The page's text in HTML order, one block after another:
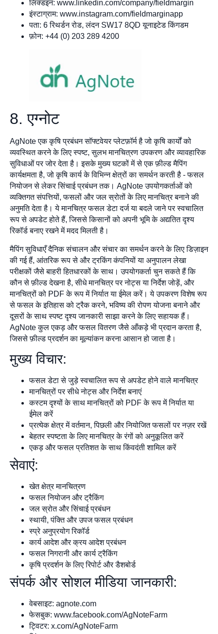
लिंक्डइन: www.linkedin.com/company/fieldmargin
इंस्टाग्राम: www.instagram.com/fieldmarginapp
पता: 6 रिथर्डन रोड, लंदन SW17 8QD यूनाइटेड किंगडम
फ़ोन: +44 (0) 203 289 4200
8. एग्नोट
AgNote एक कृषि प्रबंधन सॉफ्टवेयर प्लेटफ़ॉर्म है जो कृषि कार्यों को
व्यवस्थित करने के लिए स्पष्ट, सुलभ मानचित्रण उपकरण और व्यावहारिक
सुविधाओं पर जोर देता है। इसके मुख्य घटकों में से एक फ़ील्ड मैपिंग
कार्यक्षमता है, जो कृषि कार्य के विभिन्न क्षेत्रों का समर्थन करती है - फसल
नियोजन से लेकर सिंचाई प्रबंधन तक। AgNote उपयोगकर्ताओं को
व्यक्तिगत संपत्तियों, फसलों और जल स्रोतों के लिए मानचित्र बनाने की
अनुमति देता है। ये मानचित्र फसल डेटा दर्ज या बदले जाने पर स्वचालित
रूप से अपडेट होते हैं, जिससे किसानों को अपनी भूमि के अद्यतित दृश्य
रिकॉर्ड बनाए रखने में मदद मिलती है।
मैपिंग सुविधाएँ दैनिक संचालन और संचार का समर्थन करने के लिए डिज़ाइन
की गई हैं, आंतरिक रूप से और ट्रकिंग कंपनियों या अनुपालन लेखा
परीक्षकों जैसे बाहरी हितधारकों के साथ। उपयोगकर्ता चुन सकते हैं कि
कौन से फ़ील्ड देखना है, सीधे मानचित्र पर नोट्स या निर्देश जोड़ें, और
मानचित्रों को PDF के रूप में निर्यात या ईमेल करें। ये उपकरण विशेष रूप
से फसल के इतिहास को ट्रैक करने, भविष्य की रोपण योजना बनाने और
दूसरों के साथ स्पष्ट दृश्य जानकारी साझा करने के लिए सहायक हैं।
AgNote कुल एकड़ और फसल वितरण जैसे आँकड़े भी प्रदान करता है,
जिससे फ़ील्ड प्रदर्शन का मूल्यांकन करना आसान हो जाता है।
मुख्य विचार:
फसल डेटा से जुड़े स्वचालित रूप से अपडेट होने वाले मानचित्र
मानचित्रों पर सीधे नोट्स और निर्देश बनाएं
कस्टम दृश्यों के साथ मानचित्रों को PDF के रूप में निर्यात या
ईमेल करें
प्रत्येक क्षेत्र में वर्तमान, पिछली और नियोजित फसलों पर नज़र रखें
बेहतर स्पष्टता के लिए मानचित्र के रंगों को अनुकूलित करें
एकड़ और फसल प्रतिशत के साथ किंवदंती शामिल करें
सेवाएं:
खेत क्षेत्र मानचित्रण
फसल नियोजन और ट्रैकिंग
जल स्रोत और सिंचाई प्रबंधन
स्थायी, पंक्ति और उपज फसल प्रबंधन
स्प्रे अनुप्रयोग रिकॉर्ड
कार्य आदेश और क्रय आदेश प्रबंधन
फसल निगरानी और कार्य ट्रैकिंग
कृषि प्रदर्शन के लिए रिपोर्ट और डैशबोर्ड
संपर्क और सोशल मीडिया जानकारी:
वेबसाइट: agnote.com
फेसबुक: www.facebook.com/AgNoteFarm
ट्विटर: x.com/AgNoteFarm